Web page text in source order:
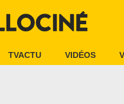
TVACTU VIDÉOS